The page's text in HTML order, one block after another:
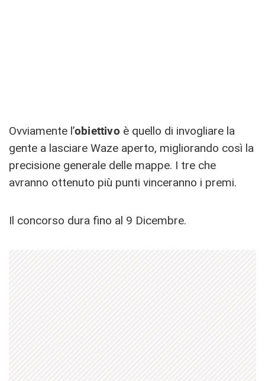
Ovviamente l’obiettivo è quello di invogliare la
gente a lasciare Waze aperto, migliorando così la
precisione generale delle mappe. I tre che
avranno ottenuto più punti vinceranno i premi.
Il concorso dura fino al 9 Dicembre.